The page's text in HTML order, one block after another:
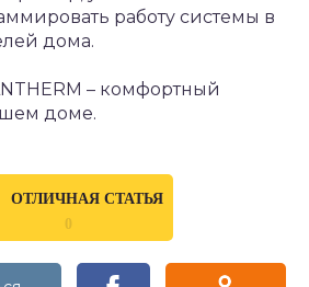
работу системы в
дома.
– комфортный
доме.
ОТЛИЧНАЯ СТАТЬЯ
0